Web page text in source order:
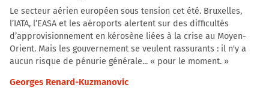
Le secteur aérien européen sous tension cet été. Bruxelles,
l’IATA, l’EASA et les aéroports alertent sur des difficultés
d’approvisionnement en kérosène liées à la crise au Moyen-
Orient. Mais les gouvernement se veulent rassurants : il n'y a
aucun risque de pénurie générale... « pour le moment. »
Georges Renard-Kuzmanovic